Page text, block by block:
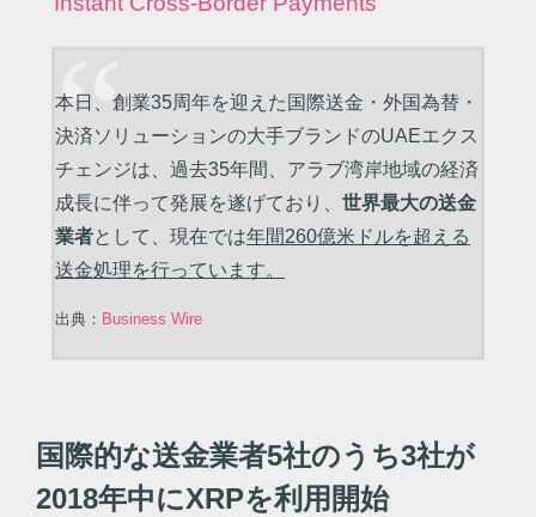
本日、創業35周年を迎えた国際送金・外国為替・
決済ソリューションの大手ブランドのUAEエクス
チェンジは、過去35年間、アラブ湾岸地域の経済
成長に伴って発展を遂げており、 世界最大の送金
業者として、現在では年間260億米ドルを超える
送金処理を行っています。
出典： Business Wire
国際的な送金業者5社のうち3社が
2018年中にXRPを利用開始